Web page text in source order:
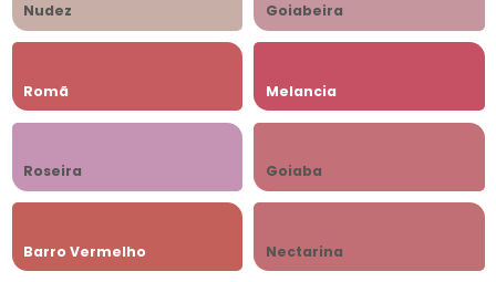
Nudez Goiabeira
Romã Melancia
Roseira Goiaba
Barro Vermelho Nectarina